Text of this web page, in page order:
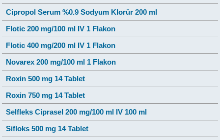
Cipropol Serum %0.9 Sodyum Klorür 200 ml
Flotic 200 mg/100 ml IV 1 Flakon
Flotic 400 mg/200 ml IV 1 Flakon
Novarex 200 mg/100 ml 1 Flakon
Roxin 500 mg 14 Tablet
Roxin 750 mg 14 Tablet
Selfleks Ciprasel 200 mg/100 ml IV 100 ml
Sifloks 500 mg 14 Tablet